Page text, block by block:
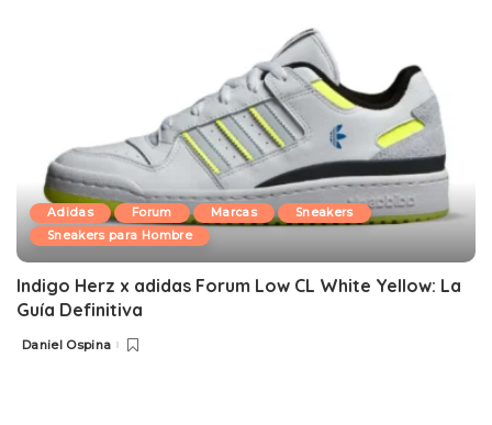
Adidas Forum Marcas
Sneakers
Sneakers para Hombre
Indigo Herz x adidas Forum Low CL White Yellow: La
Guía Definitiva
Posted
Daniel Ospina